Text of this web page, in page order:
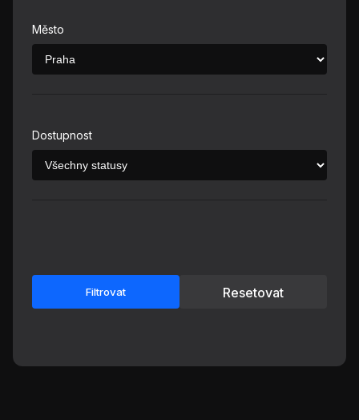
Město
Dostupnost
Filtrovat Resetovat